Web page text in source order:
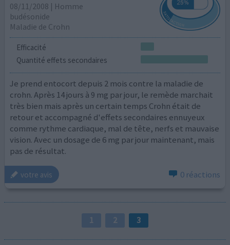
08/11/2008 | Homme
budésonide
Maladie de Crohn
Efficacité
Quantité effets secondaires
Je prend entocort depuis 2 mois contre la maladie de
crohn. Après 14 jours à 9 mg par jour, le remède marchait
très bien mais après un certain temps Crohn était de
retour et accompagné d'effets secondaires ennuyeux
comme rythme cardiaque, mal de tête, nerfs et mauvaise
vision. Avec un dosage de 6 mg par jour maintenant, mais
pas de résultat.
votre avis 0 réactions
1 2 3